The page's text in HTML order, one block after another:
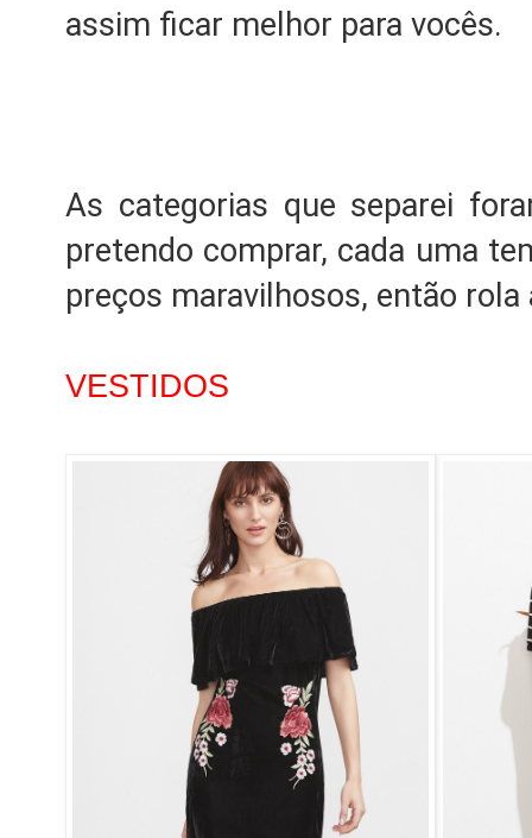
assim ficar melhor para vocês.
As categorias que separei
pretendo comprar, cada uma
preços maravilhosos, então
VESTIDOS